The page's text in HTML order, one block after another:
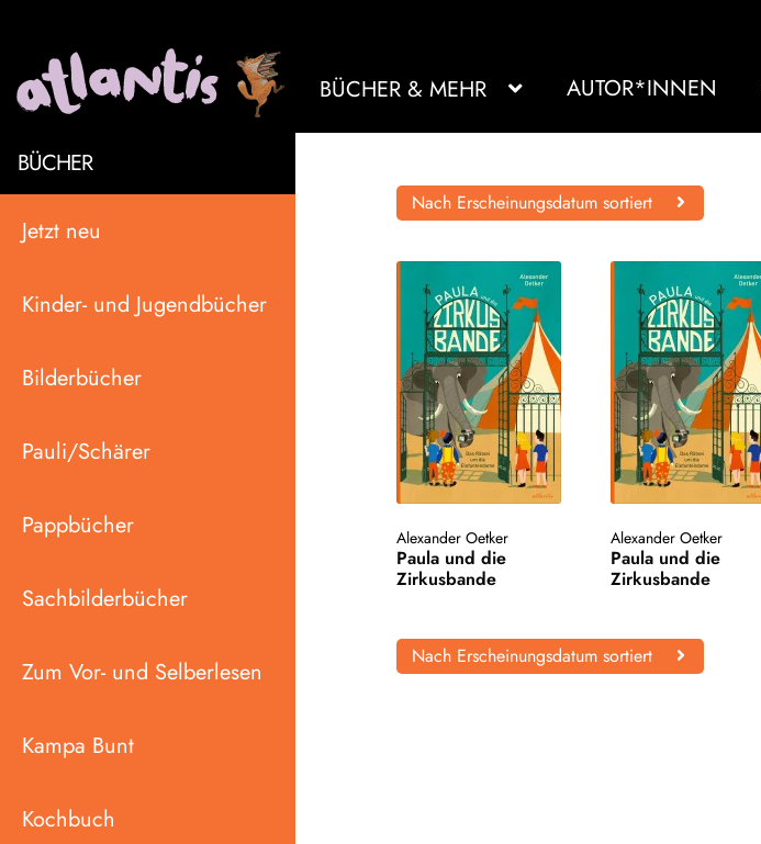
BÜCHER & MEHR AUTOR*INNEN
BÜCHER
Jetzt neu
Kinder- und Jugendbücher
Bilderbücher
Pauli/Schärer
Pappbücher
Sachbilderbücher
Zum Vor- und Selberlesen
Kampa Bunt
Kochbuch
Nach Erscheinungsdatum sortiert
Alexander Oetker
Paula und die
Zirkusbande
Alexander Oetker
Paula und die
Zirkusbande
Nach Erscheinungsdatum sortiert